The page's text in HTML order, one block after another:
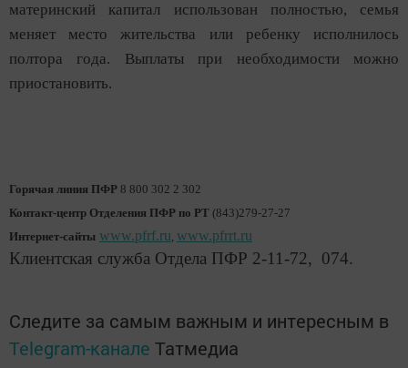
материнский капитал использован полностью, семья
меняет место жительства или ребенку исполнилось
полтора года. Выплаты при необходимости можно
приостановить.
Горячая линия ПФР 8 800 302 2 302
Контакт-центр Отделения ПФР по РТ (843)279-27-27
Интернет-сайты www.pfrf.ru, www.pfrrt.ru
Клиентская служба Отдела ПФР 2-11-72, 074.
Следите за самым важным и интересным в
Telegram-канале Татмедиа